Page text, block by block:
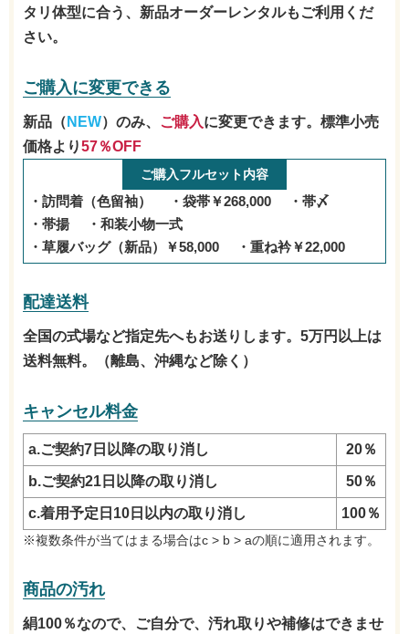
タリ体型に合う、新品オーダーレンタルもご利用くだ
さい。
ご購入に変更できる
新品（ NEW）のみ、 ご購入に変更できます。標準小売
価格より57％OFF
ご購入フルセット内容
訪問着（色留袖） 袋帯￥268,000
帯〆
帯揚
和装小物一式
草履バッグ（新品）￥58,000
重ね衿￥22,000
配達送料
全国の式場など指定先へもお送りします。5万円以上は
送料無料。（離島、沖縄など除く）
キャンセル料金
a.ご契約7日以降の取り消し 20％
b.ご契約21日以降の取り消し 50％
c.着用予定日10日以内の取り消し 100％
※複数条件が当てはまる場合はc > b > aの順に適用されます。
商品の汚れ
絹100％なので、ご自分で、汚れ取りや補修はできませ